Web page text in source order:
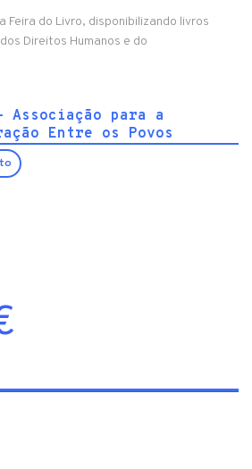
Feira do Livro, disponibilizando livros
Direitos Humanos e do
Associação para a
Entre os Povos